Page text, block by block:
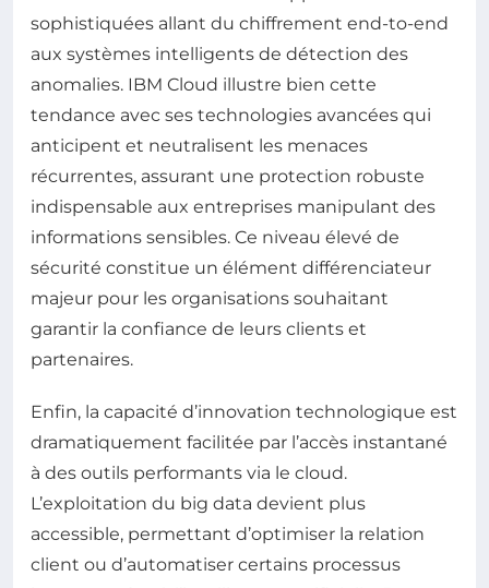
sophistiquées allant du chiffrement end-to-end
aux systèmes intelligents de détection des
anomalies. IBM Cloud illustre bien cette
tendance avec ses technologies avancées qui
anticipent et neutralisent les menaces
récurrentes, assurant une protection robuste
indispensable aux entreprises manipulant des
informations sensibles. Ce niveau élevé de
sécurité constitue un élément différenciateur
majeur pour les organisations souhaitant
garantir la confiance de leurs clients et
partenaires.
Enfin, la capacité d’innovation technologique est
dramatiquement facilitée par l’accès instantané
à des outils performants via le cloud.
L’exploitation du big data devient plus
accessible, permettant d’optimiser la relation
client ou d’automatiser certains processus